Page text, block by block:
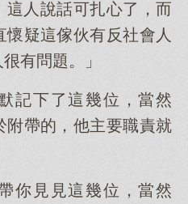
這人說話可扎心了，而
懷疑這傢伙有反社會人
有問題。」
記下了這幾位，當然
附帶的，他主要職責就
你見見這幾位，當然